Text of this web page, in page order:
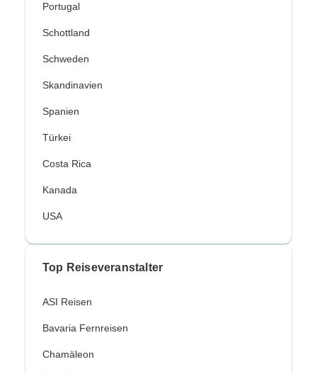
Portugal
Schottland
Schweden
Skandinavien
Spanien
Türkei
Costa Rica
Kanada
USA
Top Reiseveranstalter
ASI Reisen
Bavaria Fernreisen
Chamäleon